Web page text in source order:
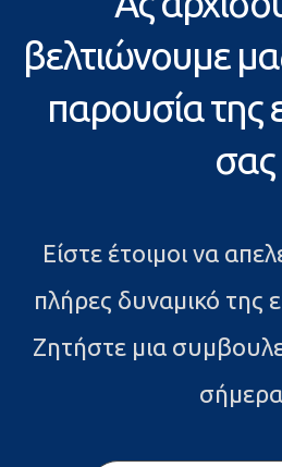
βελτιώνουμε
παρουσία της
σας
Είστε έτοιμοι να
πλήρες δυναμικό της
Ζητήστε μια